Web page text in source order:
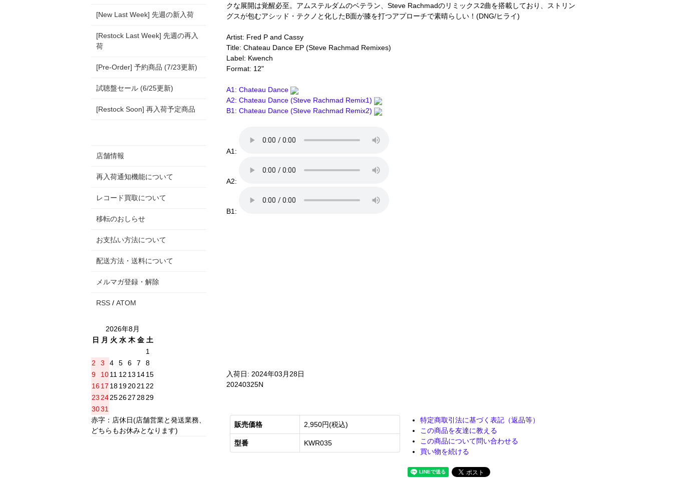
クな展開は覚醒必至。アムステルダムのベテラン、Steve Rachmadのリミックス2曲を搭載しており、ストリン
グスが包むアシッド・テクノと化したB面が膝を打つアプローチで素晴らしい！(DNG/ヒライ)
Artist: Fred P and Cassy
Title: Chateau Dance EP (Steve Rachmad Remixes)
Label: Kwench
Format: 12"
A1: Chateau Dance
A2: Chateau Dance (Steve Rachmad Remix1)
B1: Chateau Dance (Steve Rachmad Remix2)
A1:
A2:
B1:
入荷日: 2024年03月28日
20240325N
販売価格 2,950円(税込)
型番 KWR035
特定商取引法に基づく表記（返品等）
この商品を友達に教える
この商品について問い合わせる
買い物を続ける
[New Last Week] 先週の新入荷
[Restock Last Week] 先週の再入
荷
[Pre-Order] 予約商品 (7/23更新)
試聴盤セール (6/25更新)
[Restock Soon] 再入荷予定商品
店舗情報
再入荷通知機能について
レコード買取について
移転のおしらせ
お支払い方法について
配送方法・送料について
メルマガ登録・解除
RSS / ATOM
2026年8月
日
月 火 水 木 金 土
1
2
3 4 5 6 7
8
9
1011 12 13 1415
16 17 18192021 22
23 24252627 2829
3031
赤字：店休日(店舗営業と発送業務、
どちらもお休みとなります)